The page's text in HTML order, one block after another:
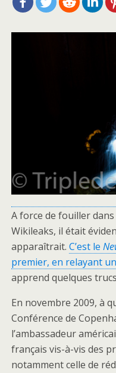
A force de fouiller
Wikileaks, il était
apparaîtrait. C’est le
premier, en relayant
apprend quelques
En novembre 2009, à
Conférence de
l’ambassadeur
français vis-à-vis des
notamment celle de